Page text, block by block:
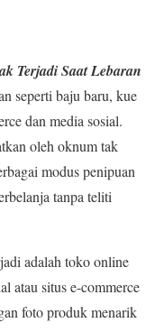
Terjadi Saat Lebaran
seperti baju baru, kue
dan media sosial.
oleh oknum tak
modus penipuan
tanpa teliti
adalah toko online
atau situs e-commerce
foto produk menarik